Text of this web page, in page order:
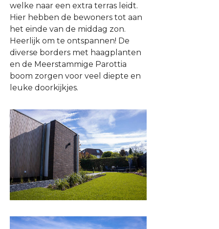
welke naar een extra terras leidt.
Hier hebben de bewoners tot aan
het einde van de middag zon.
Heerlijk om te ontspannen! De
diverse borders met haagplanten
en de Meerstammige Parottia
boom zorgen voor veel diepte en
leuke doorkijkjes.